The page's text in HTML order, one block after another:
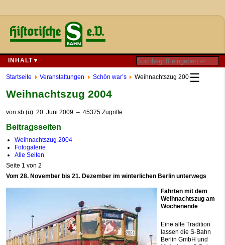
INHALT▼
☰
Startseite Veranstaltungen Schön war’s Weihnachtszug 2004
Weihnachtszug 2004
von sb (ü) 20. Juni 2009 – 45375 Zugriffe
Beitragsseiten
Weihnachtszug 2004
Fotogalerie
Alle Seiten
Seite 1 von 2
Vom 28. November bis 21. Dezember im winterlichen Berlin unterwegs
Fahrten mit dem
Weihnachtszug am
Wochenende
Eine alte Tradition
lassen die S-Bahn
Berlin GmbH und